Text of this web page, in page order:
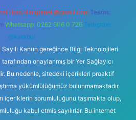
backlinkpaneli@gmail.com Teams:
Whatsapp: 0262 606 0 726 Telegram:
@karabul
Kanun gereğince Bilgi Teknolojileri
onaylanmış bir Yer Sağlayıcı
Bu nedenle, sitedeki içerikleri proaktif
yükümlülüğümüz bulunmamaktadır.
içeriklerin sorumluluğunu taşımakta olup,
kabul etmiş sayılırlar. Bu internet